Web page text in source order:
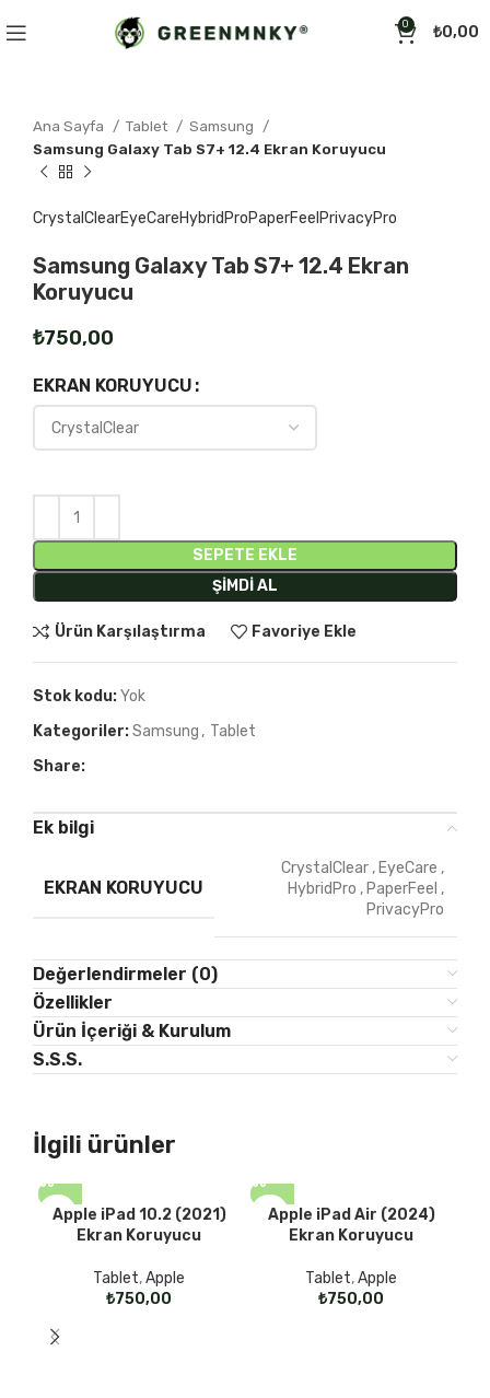
0 ₺0,00
Click to enlarge
Ana Sayfa Tablet
Samsung
Samsung Galaxy Tab S7+ 12.4 Ekran Koruyucu
CrystalClearEyeCareHybridProPaperFeel PrivacyPro
Samsung Galaxy Tab S7+ 12.4 Ekran
Koruyucu
₺
EKRAN KORUYUCU
SEPETE EKLE
ŞIMDI AL
Ürün Karşılaştırma Favoriye Ekle
Stok kodu:Yok
Kategoriler:Samsung , Tablet
Share:
Ek bilgi
EKRAN KORUYUCU
CrystalClear , EyeCare ,
HybridPro , PaperFeel ,
PrivacyPro
Değerlendirmeler (0)
Özellikler
Ürün İçeriği & Kurulum
S.S.S.
İlgili ürünler
Apple iPad 10.2 (2021)
Ekran Koruyucu
Tablet,Apple
₺
Apple iPad Air (2024)
Ekran Koruyucu
Tablet,Apple
₺